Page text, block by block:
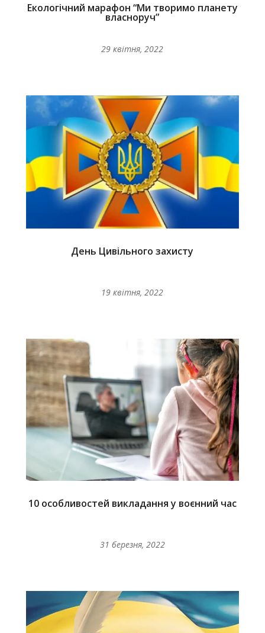
Екологічний марафон “Ми творимо планету
власноруч”
29 квітня, 2022
День Цивільного захисту
19 квітня, 2022
10 особливостей викладання у воєнний час
31 березня, 2022